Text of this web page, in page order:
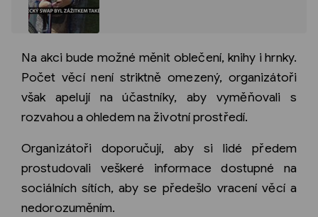
Na akci bude možné měnit oblečení, knihy i hrnky.
Počet věcí není striktně omezený, organizátoři
však apelují na účastníky, aby vyměňovali s
rozvahou a ohledem na životní prostředí.
Organizátoři doporučují, aby si lidé předem
prostudovali veškeré informace dostupné na
sociálních sítích, aby se předešlo vracení věcí a
nedorozuměním.